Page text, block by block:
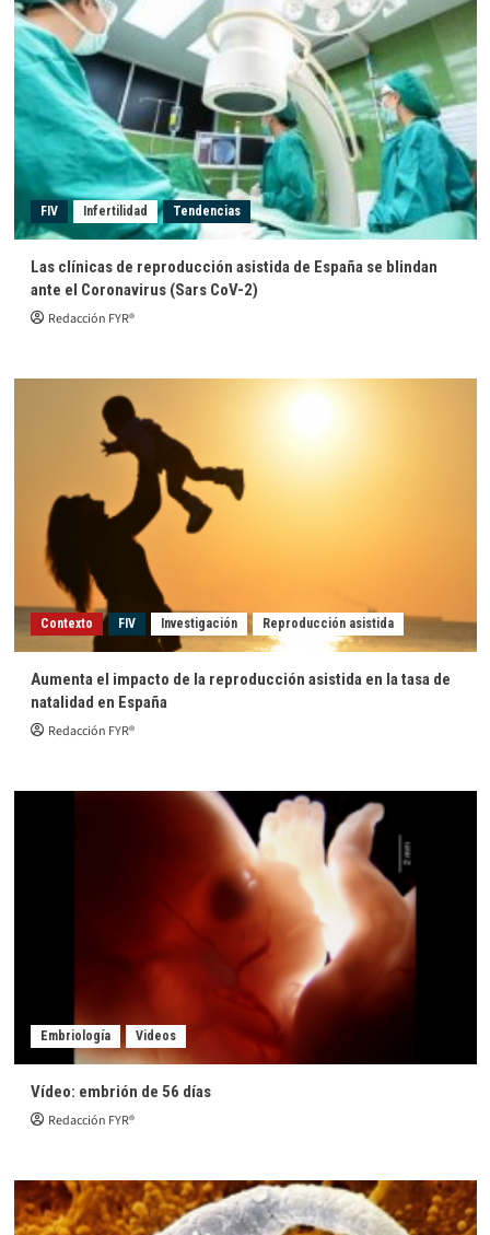
FIV Infertilidad Tendencias
Las clínicas de reproducción asistida de España se blindan
ante el Coronavirus (Sars CoV-2)
Redacción FYR®
Contexto FIV Investigación Reproducción asistida
Aumenta el impacto de la reproducción asistida en la tasa de
natalidad en España
Redacción FYR®
Embriología Videos
Vídeo: embrión de 56 días
Redacción FYR®